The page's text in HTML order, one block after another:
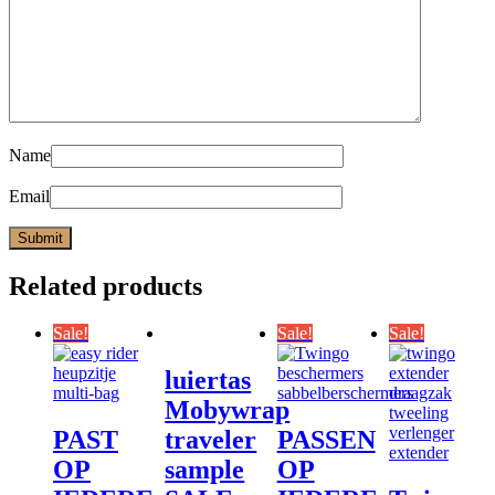
Name
Email
Related products
Sale!
PAST
OP
luiertas
Mobywrap
traveler
sample
Sale!
PASSEN
OP
Sale!